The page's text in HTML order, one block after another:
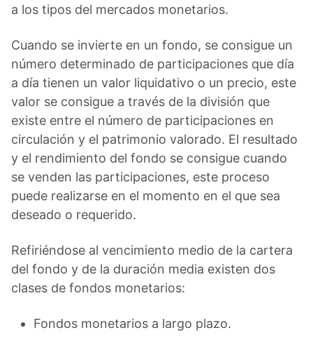
a los tipos del mercados monetarios.
Cuando se invierte en un fondo, se consigue un
número determinado de participaciones que día
a día tienen un valor liquidativo o un precio, este
valor se consigue a través de la división que
existe entre el número de participaciones en
circulación y el patrimonio valorado. El resultado
y el rendimiento del fondo se consigue cuando
se venden las participaciones, este proceso
puede realizarse en el momento en el que sea
deseado o requerido.
Refiriéndose al vencimiento medio de la cartera
del fondo y de la duración media existen dos
clases de fondos monetarios:
Fondos monetarios a largo plazo.